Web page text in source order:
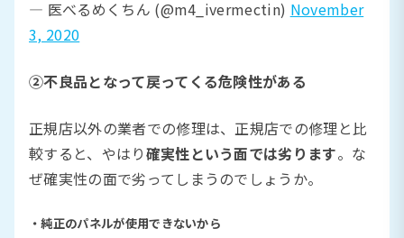
— 医べるめくちん (@m4_ivermectin) November
3, 2020
②不良品となって戻ってくる危険性がある
正規店以外の業者での修理は、正規店での修理と比
較すると、やはり確実性という面では劣ります。な
ぜ確実性の面で劣ってしまうのでしょうか。
・純正のパネルが使用できないから